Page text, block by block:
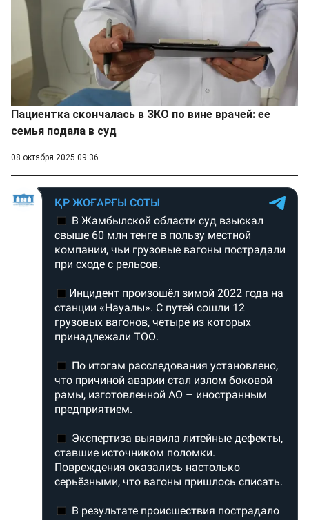
Пациентка скончалась в ЗКО по вине врачей: ее
семья подала в суд
08 октября 2025 09:36